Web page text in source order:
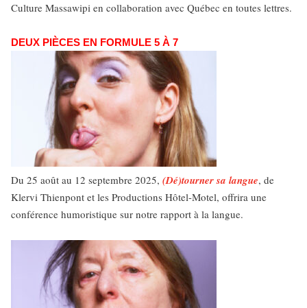
Culture Massawipi en collaboration avec Québec en toutes lettres.
DEUX PIÈCES EN FORMULE 5 À 7
Du 25 août au 12 septembre 2025, (Dé)tourner sa langue, de
Klervi Thienpont et les Productions Hôtel-Motel, offrira une
conférence humoristique sur notre rapport à la langue.